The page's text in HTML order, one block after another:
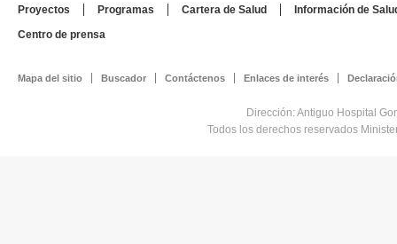
Proyectos Programas Cartera de Salud
Información de
Centro de prensa
Mapa del sitio Buscador Contáctenos Enlaces de interés
Dirección: Antiguo Hospital
Todos los derechos reservados